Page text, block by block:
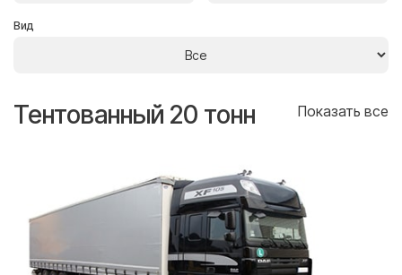
Вид
Тентованный 20 тонн Показать все